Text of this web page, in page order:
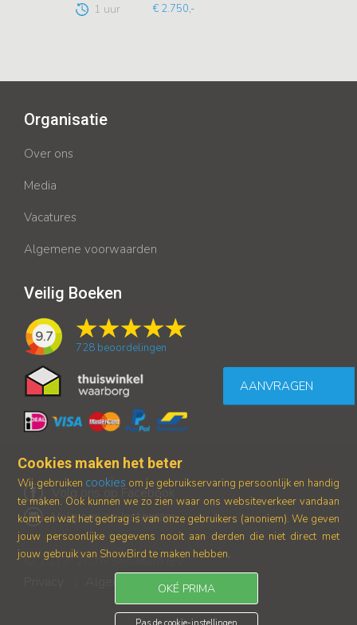
1 uur € 2.750,-
AANVRAGEN
Organisatie
Over ons
Media
Vacatures
Algemene voorwaarden
Veilig Boeken
9.7
728 beoordelingen
© 2017-2026 Showbird B.V.
Algemene voorwaarden
Volg ons op Facebook
Volg ons op Instagram
Cookies maken het beter
Wij gebruiken cookies om je gebruikservaring persoonlijk en handig
te maken. Ook kunnen we zo zien waar ons websiteverkeer vandaan
komt en wat het gedrag is van onze gebruikers (anoniem). We geven
jouw persoonlijke gegevens nooit aan derden die niet direct met
jouw gebruik van ShowBird te maken hebben.
OKÉ PRIMA